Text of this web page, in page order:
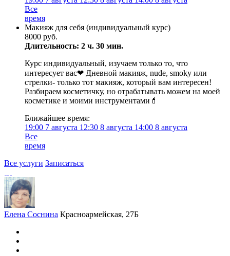
Все
время
Макияж для себя (индивидуальный курс)
8000 руб.
Длительность: 2 ч. 30 мин.
Курс индивидуальный, изучаем только то, что
интересует вас❤ Дневной макияж, nude, smoky или
стрелки- только тот макияж, который вам интересен!
Разбираем косметичку, но отрабатывать можем на моей
косметике и моими инструментами💄
Ближайшее время:
19:00 7 августа 12:30 8 августа 14:00 8 августа
Все
время
Все услуги Записаться
Елена Соснина Красноармейская, 27Б